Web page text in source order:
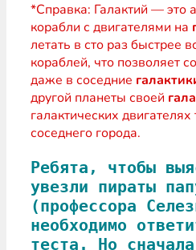
*Справка: Галактий — это
корабли с двигателями на
летать в сто раз быстрее
кораблей, что позволяет
даже в соседние
другой планеты своей
галактических
соседнего города.
Ребята, чтобы
увезли пираты
(профессора
необходимо
теста. Но